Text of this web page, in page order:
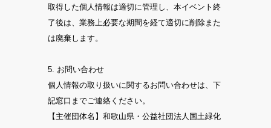
取得した個人情報は適切に管理し、本イベント終
了後は、業務上必要な期間を経て適切に削除また
は廃棄します。
5. お問い合わせ
個人情報の取り扱いに関するお問い合わせは、下
記窓口までご連絡ください。
【主催団体名】和歌山県・公益社団法人国土緑化